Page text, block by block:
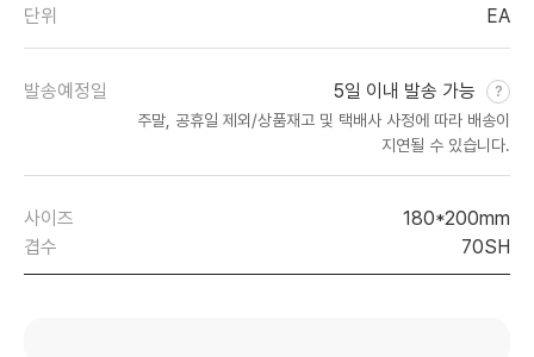
단위
EA
발송예정일 5일 이내 발송 가능
주말, 공휴일 제외/상품재고 및 택배사 사정에 따라 배송이
지연될 수 있습니다.
사이즈
180*200mm
겹수
70SH